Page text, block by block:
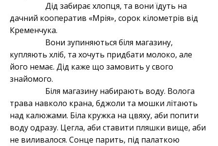
Дід забирає хлопця, та вони їдуть на
дачний кооператив «Мрія», сорок кілометрів від
Кременчука.
Вони зупиняються біля магазину,
купляють хліб, та хочуть придбати молоко, але
його немає. Дід каже що замовить у свого
знайомого.
Біля магазину набирають воду. Волога
трава навколо крана, бджоли та мошки літають
над калюжами. Біла кружка на цвяху, аби попити
воду одразу. Цегла, аби ставити пляшки вище, аби
не виливалося. Сонце парить, під палаткою